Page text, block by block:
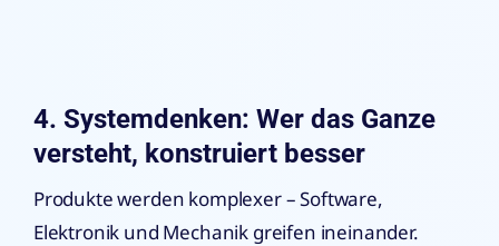
4. Systemdenken: Wer das Ganze
versteht, konstruiert besser
Produkte werden komplexer – Software,
Elektronik und Mechanik greifen ineinander.